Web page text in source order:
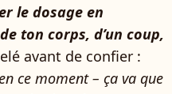
le dosage en
ton corps, d’un coup,
avant de confier :
ce moment – ça va que